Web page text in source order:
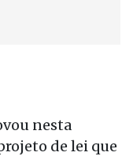
nesta
de lei que